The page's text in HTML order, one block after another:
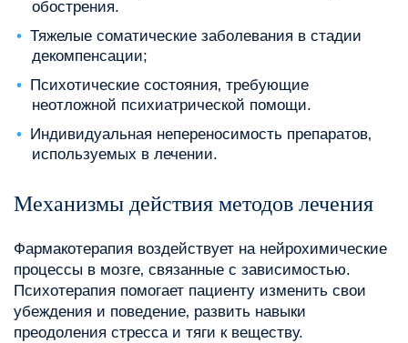
обострения.
Тяжелые соматические заболевания в стадии
декомпенсации;
Психотические состояния‚ требующие
неотложной психиатрической помощи.
Индивидуальная непереносимость препаратов‚
используемых в лечении.
Механизмы действия методов лечения
Фармакотерапия воздействует на нейрохимические
процессы в мозге‚ связанные с зависимостью.
Психотерапия помогает пациенту изменить свои
убеждения и поведение‚ развить навыки
преодоления стресса и тяги к веществу.